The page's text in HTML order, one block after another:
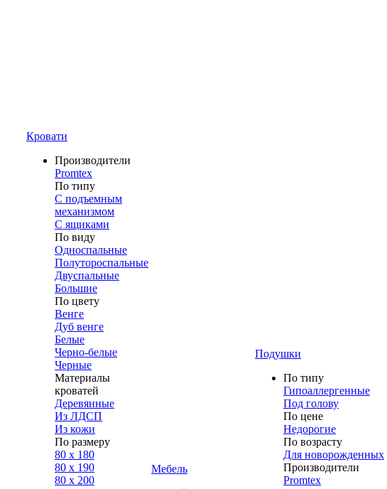
Кровати
Производители
Promtex
По типу
С подъемным
механизмом
С ящиками
По виду
Односпальные
Полутороспальные
Двуспальные
Большие
По цвету
Венге
Дуб венге
Белые
Черно-белые
Черные
Материалы
кроватей
Деревянные
Из ЛДСП
Из кожи
По размеру
80 x 180
80 x 190
80 x 200
Мебель
Подушки
По типу
Гипоаллергенные
Под голову
По цене
Недорогие
По возрасту
Для новорожденных
Производители
Promtex